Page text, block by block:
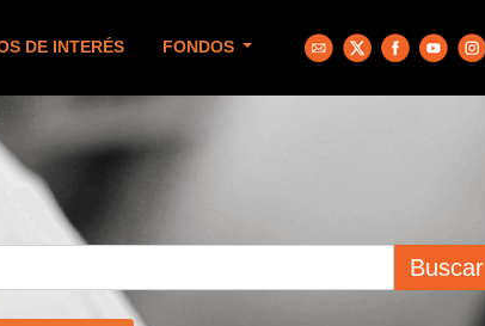
DE INTERÉS FONDOS
Buscar